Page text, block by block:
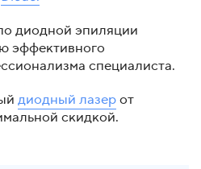
диодной эпиляции
эффективного
специалиста.
диодный лазерот
скидкой.